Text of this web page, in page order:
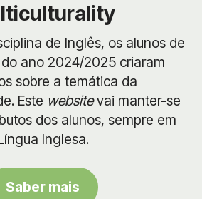
de Inglês, os alunos de
do ano 2024/2025 criaram
sobre a temática da
Este websitevai manter-se
dos alunos, sempre em
Inglesa.
Saber mais